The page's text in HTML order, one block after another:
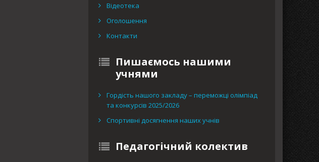
Відеотека
Оголошення
Контакти
Пишаємось нашими
учнями
Гордість нашого закладу – переможці олімпіад
та конкурсів 2025/2026
Спортивні досягнення наших учнів
Педагогічний колектив